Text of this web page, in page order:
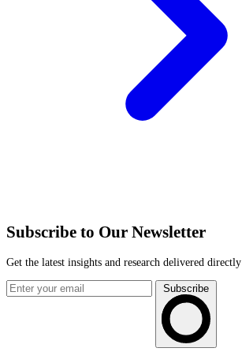
Subscribe to Our Newsletter
Get the latest insights and research delivered
Subscribe